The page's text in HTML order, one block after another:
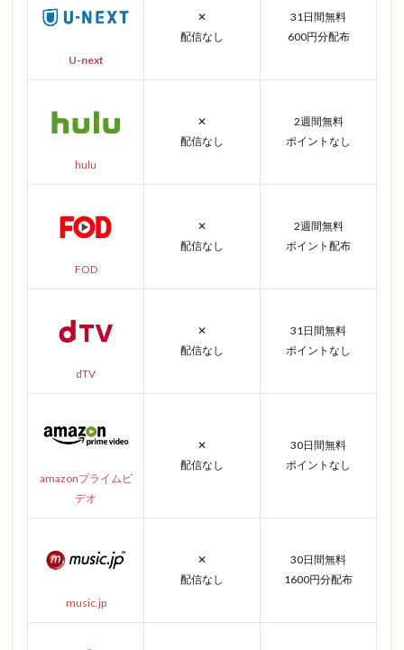
U-next
✕
配信なし
31日間無料
600円分配布
hulu
✕
配信なし
2週間無料
ポイントなし
FOD
✕
配信なし
2週間無料
ポイント配布
dTV
✕
配信なし
31日間無料
ポイントなし
amazonプライムビ
デオ
✕
配信なし
30日間無料
ポイントなし
music.jp
✕
配信なし
30日間無料
1600円分配布